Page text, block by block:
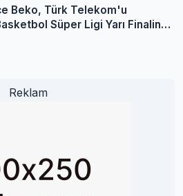
Beko, Türk Telekom'u
Süper Ligi Yarı Finaline
Reklam